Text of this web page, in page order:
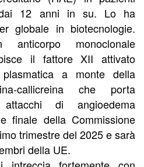
12 anni in su. Lo ha
globale in biotecnologie.
monoclonale
il fattore XII attivato
a monte della
callicreina che porta
attacchi di angioedema
finale della Commissione
trimestre del 2025 e sarà
della UE.